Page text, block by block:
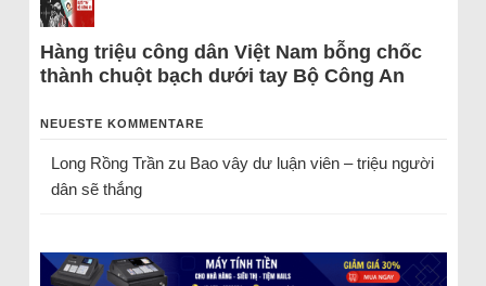
Hàng triệu công dân Việt Nam bỗng chốc
thành chuột bạch dưới tay Bộ Công An
NEUESTE KOMMENTARE
Long Rồng Trầnzu Bao vây dư luận viên – triệu người
dân sẽ thắng